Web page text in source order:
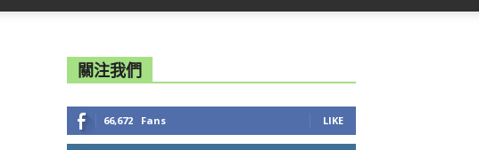
關注我們
66,672 Fans LIKE